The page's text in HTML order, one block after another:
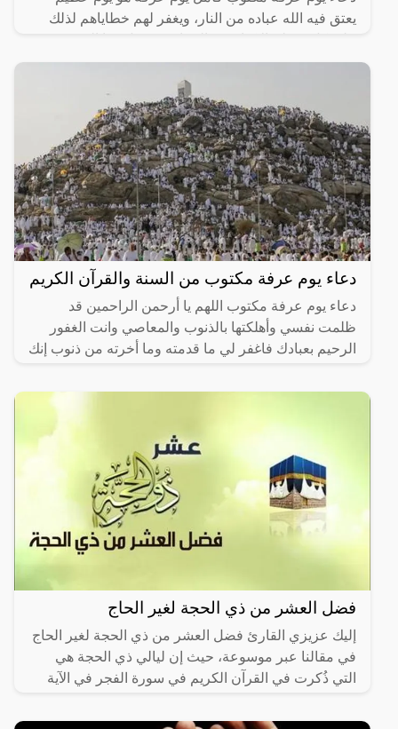
يعتق فيه الله عباده من النار، ويغفر لهم خطاياهم لذلك
والتوسل إلى
دعاء يوم عرفة مكتوب من السنة والقرآن الكريم
دعاء يوم عرفة مكتوب اللهم يا أرحمن الراحمين قد
ظلمت نفسي وأهلكتها بالذنوب والمعاصي وانت الغفور
الرحيم بعبادك فاغفر لي ما قدمته وما أخرته من ذنوب إنك
فضل العشر من ذي الحجة لغير الحاج
إليك عزيزي القارئ فضل العشر من ذي الحجة لغير الحاج
في مقالنا عبر موسوعة، حيث إن ليالي ذي الحجة هي
التي ذُكرت في القرآن الكريم في سورة الفجر في الآية